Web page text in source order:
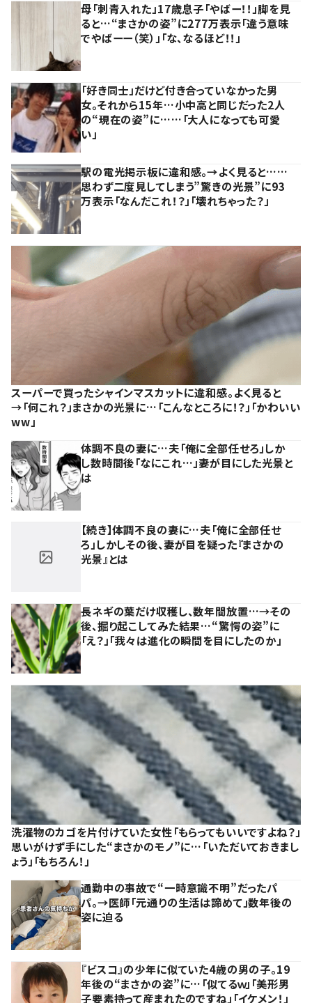
母「刺青入れた」17歳息子「やばー！！」脚を見
ると…“まさかの姿”に277万表示「違う意味
でやばーー（笑）」「な、なるほど！！」
「好き同士」だけど付き合っていなかった男
女。それから15年…小中高と同じだった2人
の“現在の姿”に……「大人になっても可愛
い」
駅の電光掲示板に違和感。→よく見ると……
思わず二度見してしまう”驚きの光景”に93
万表示「なんだこれ！？」「壊れちゃった？」
スーパーで買ったシャインマスカットに違和感。よく見ると
→「何これ？」まさかの光景に…「こんなところに！？」「かわいい
ww」
体調不良の妻に…夫「俺に全部任せろ」しか
し数時間後「なにこれ…」妻が目にした光景と
は
【続き】体調不良の妻に…夫「俺に全部任せ
ろ」しかしその後、妻が目を疑った『まさかの
光景』とは
長ネギの葉だけ収穫し、数年間放置…→その
後、掘り起こしてみた結果…“驚愕の姿”に
「え？」「我々は進化の瞬間を目にしたのか」
洗濯物のカゴを片付けていた女性「もらってもいいですよね？」
思いがけず手にした“まさかのモノ”に…「いただいておきまし
ょう」「もちろん！」
通勤中の事故で“一時意識不明”だったパ
パ。→医師「元通りの生活は諦めて」数年後の
姿に迫る
『ビスコ』の少年に似ていた4歳の男の子。19
年後の“まさかの姿”に…「似てるｗ」「美形男
子要素持って産まれたのですね」「イケメン！」